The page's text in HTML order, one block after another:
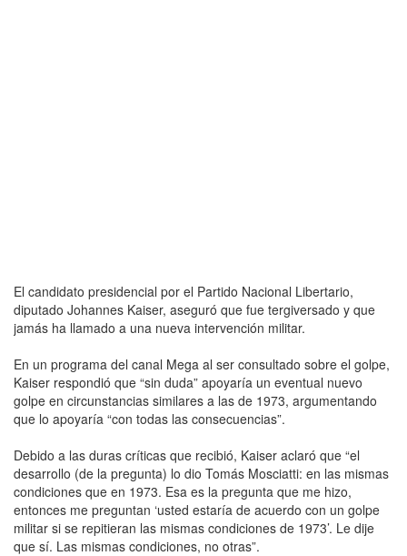
El candidato presidencial por el Partido Nacional Libertario,
diputado Johannes Kaiser, aseguró que fue tergiversado y que
jamás ha llamado a una nueva intervención militar.
En un programa del canal Mega al ser consultado sobre el golpe,
Kaiser respondió que “sin duda” apoyaría un eventual nuevo
golpe en circunstancias similares a las de 1973, argumentando
que lo apoyaría “con todas las consecuencias”.
Debido a las duras críticas que recibió, Kaiser aclaró que “el
desarrollo (de la pregunta) lo dio Tomás Mosciatti: en las mismas
condiciones que en 1973. Esa es la pregunta que me hizo,
entonces me preguntan ‘usted estaría de acuerdo con un golpe
militar si se repitieran las mismas condiciones de 1973’. Le dije
que sí. Las mismas condiciones, no otras”.